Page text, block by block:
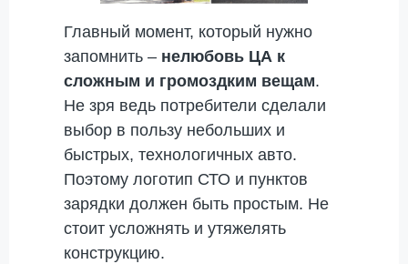
Главный момент, который нужно
запомнить – нелюбовь ЦА к
сложным и громоздким вещам.
Не зря ведь потребители сделали
выбор в пользу небольших и
быстрых, технологичных авто.
Поэтому логотип СТО и пунктов
зарядки должен быть простым. Не
стоит усложнять и утяжелять
конструкцию.